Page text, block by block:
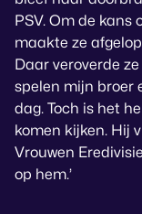
PSV. Om de kans
maakte ze
Daar veroverde
spelen mijn broer
dag. Toch is het
komen kijken. Hij
Vrouwen
op hem.’